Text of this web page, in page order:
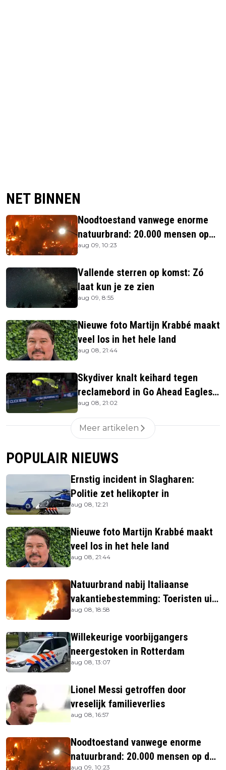
NET BINNEN
Noodtoestand vanwege enorme
natuurbrand: 20.000 mensen op
de vlucht
aug 09, 10:23
Vallende sterren op komst: Zó
laat kun je ze zien
aug 09, 8:55
Nieuwe foto Martijn Krabbé maakt
veel los in het hele land
aug 08, 21:44
Skydiver knalt keihard tegen
reclamebord in Go Ahead Eagles-
stadion
aug 08, 21:02
Meer artikelen
POPULAIR NIEUWS
Ernstig incident in Slagharen:
Politie zet helikopter in
aug 08, 12:21
Nieuwe foto Martijn Krabbé maakt
veel los in het hele land
aug 08, 21:44
Natuurbrand nabij Italiaanse
vakantiebestemming: Toeristen uit
verblijven gehaald
aug 08, 18:58
Willekeurige voorbijgangers
neergestoken in Rotterdam
aug 08, 13:07
Lionel Messi getroffen door
vreselijk familieverlies
aug 08, 16:57
Noodtoestand vanwege enorme
natuurbrand: 20.000 mensen op de
aug 09, 10:23